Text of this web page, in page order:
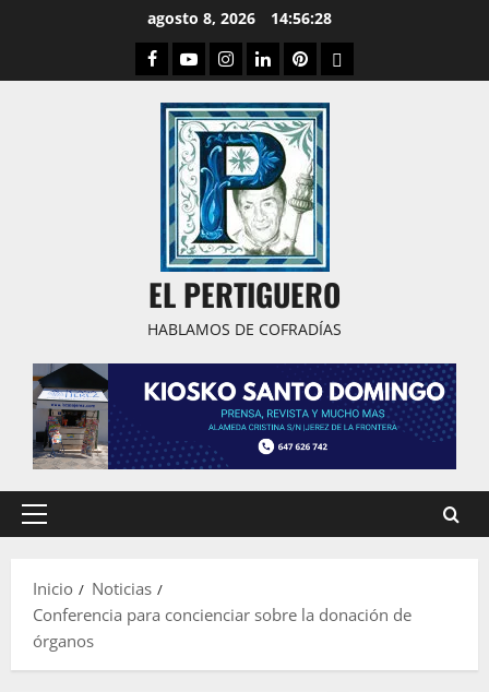
agosto 8, 2026 14:56:29
Facebook
YoutubeInstagram
LinkedPinterestDribbble
EL PERTIGUERO
HABLAMOS DE COFRADÍAS
Menú
Inicio
Noticias
Conferencia para concienciar sobre la donación de
órganos